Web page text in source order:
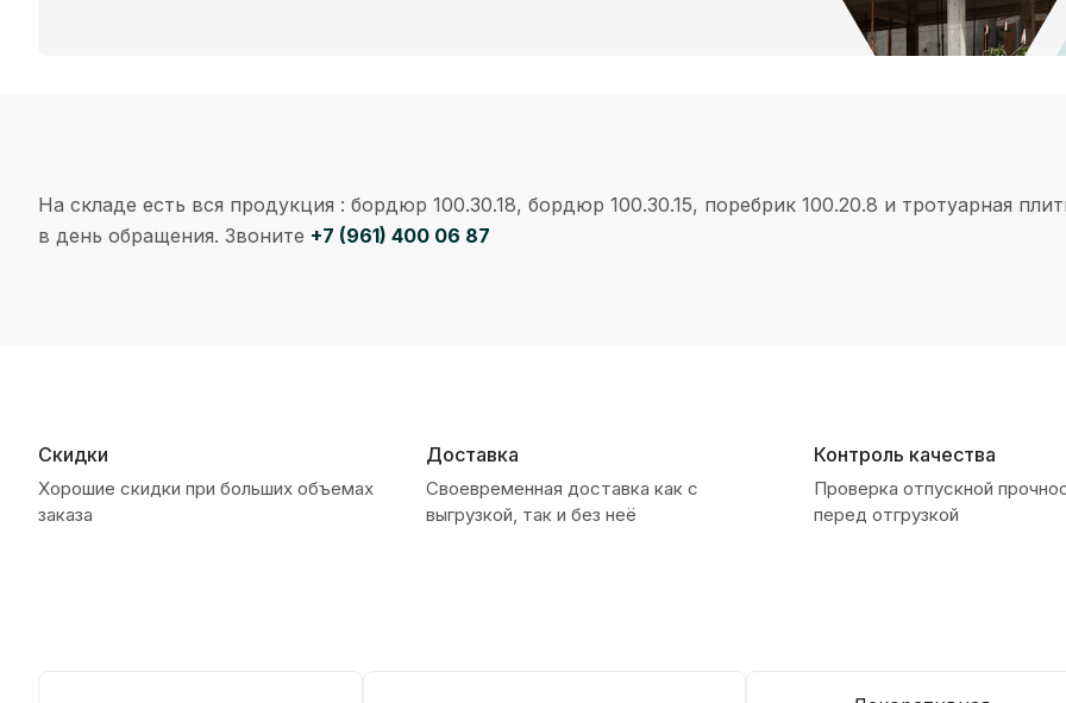
На складе есть вся продукция : бордюр 100.30.18, бордюр 100.30.15, поребрик 100.20.8 и тротуарная
в день обращения. Звоните +7 (961) 400 06 87
Скидки
Хорошие скидки при больших объемах
заказа
Доставка
Своевременная доставка как с
выгрузкой, так и без неё
Контроль качества
Проверка отпускной
перед отгрузкой